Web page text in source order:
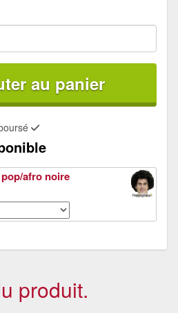
au panier
afro noire
produit.